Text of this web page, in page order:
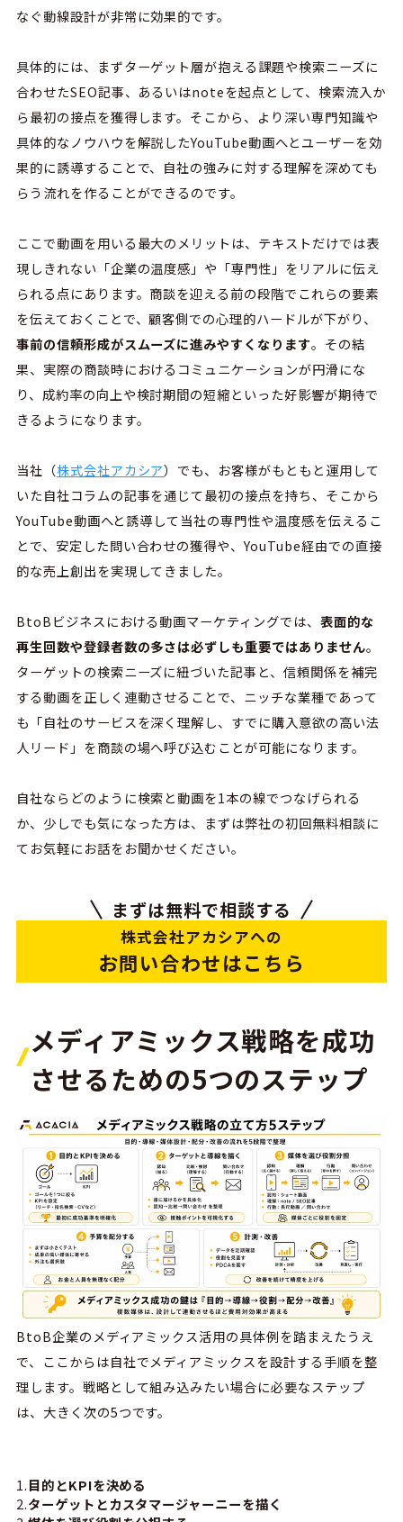
なぐ動線設計が非常に効果的です。
具体的には、まずターゲット層が抱える課題や検索ニーズに
合わせたSEO記事、あるいはnoteを起点として、検索流入か
ら最初の接点を獲得します。そこから、より深い専門知識や
具体的なノウハウを解説したYouTube動画へとユーザーを効
果的に誘導することで、自社の強みに対する理解を深めても
らう流れを作ることができるのです。
ここで動画を用いる最大のメリットは、テキストだけでは表
現しきれない「企業の温度感」や「専門性」をリアルに伝え
られる点にあります。商談を迎える前の段階でこれらの要素
を伝えておくことで、顧客側での心理的ハードルが下がり、
事前の信頼形成がスムーズに進みやすくなります。その結
果、実際の商談時におけるコミュニケーションが円滑にな
り、成約率の向上や検討期間の短縮といった好影響が期待で
きるようになります。
当社（株式会社アカシア）でも、お客様がもともと運用して
いた自社コラムの記事を通じて最初の接点を持ち、そこから
YouTube動画へと誘導して当社の専門性や温度感を伝えるこ
とで、安定した問い合わせの獲得や、YouTube経由での直接
的な売上創出を実現してきました。
BtoBビジネスにおける動画マーケティングでは、 表面的な
再生回数や登録者数の多さは必ずしも重要ではありません。
ターゲットの検索ニーズに紐づいた記事と、信頼関係を補完
する動画を正しく連動させることで、ニッチな業種であって
も「自社のサービスを深く理解し、すでに購入意欲の高い法
人リード」を商談の場へ呼び込むことが可能になります。
自社ならどのように検索と動画を1本の線でつなげられる
か、少しでも気になった方は、まずは弊社の初回無料相談に
てお気軽にお話をお聞かせください。
まずは無料で相談する
株式会社アカシアへの
お問い合わせはこちら
メディアミックス戦略を成功
させるための5つのステップ
BtoB企業のメディアミックス活用の具体例を踏まえたうえ
で、ここからは自社でメディアミックスを設計する手順を整
理します。戦略として組み込みたい場合に必要なステップ
は、大きく次の5つです。
目的とKPIを決める
ターゲットとカスタマージャーニーを描く